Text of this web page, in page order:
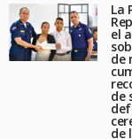
La
el
de
de
de